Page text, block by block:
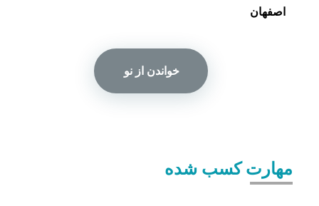
اصفهان
خواندن از نو
مهارت کسب شده